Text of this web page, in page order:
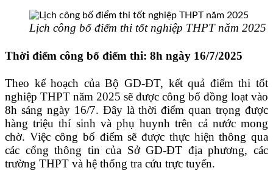
Lịch công bố điểm thi tốt nghiệp THPT năm 2025
Thời điểm công bố điểm thi: 8h ngày 16/7/2025
Theo kế hoạch của Bộ GD-ĐT, kết quả điểm thi tốt
nghiệp THPT năm 2025 sẽ được công bố đồng loạt vào
8h sáng ngày 16/7. Đây là thời điểm quan trọng được
hàng triệu thí sinh và phụ huynh trên cả nước mong
chờ. Việc công bố điểm sẽ được thực hiện thông qua
các cổng thông tin của Sở GD-ĐT địa phương, các
trường THPT và hệ thống tra cứu trực tuyến.